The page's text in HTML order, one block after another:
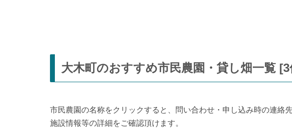
大木町のおすすめ市民農園・貸し畑一覧
市民農園の名称をクリックすると、問い合わせ・申し込み時の連絡
施設情報等の詳細をご確認頂けます。